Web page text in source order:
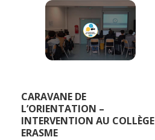
CARAVANE DE
L’ORIENTATION –
INTERVENTION AU COLLÈGE
ERASME